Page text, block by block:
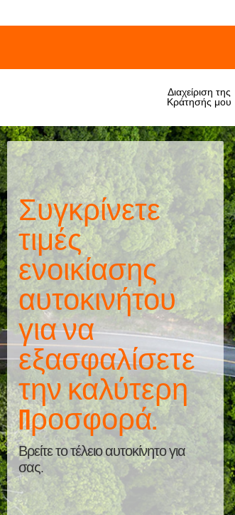
Διαχείριση της
Κράτησής μου
Συγκρίνετε
τιμές
ενοικίασης
αυτοκινήτου
για να
εξασφαλίσετε
την καλύτερη
προσφορά.
Βρείτε το τέλειο αυτοκίνητο για
σας.